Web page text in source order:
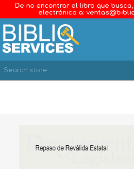
De no encontrar el libro que
electrónico a: